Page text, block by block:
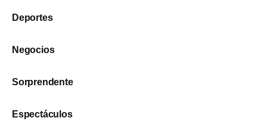
Deportes
Negocios
Sorprendente
Espectáculos